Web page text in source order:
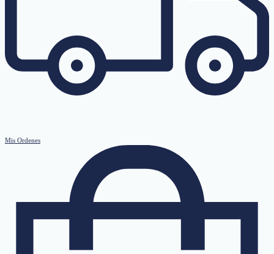
Mis Ordenes